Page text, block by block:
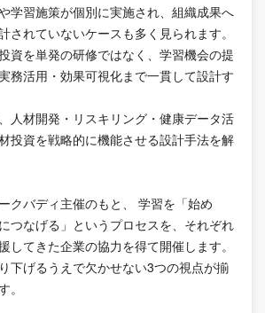
学習施策が個別に実施され、組織成果へ
されていないケースも多く見られます。
資を単発の研修ではなく、学習機会の提
務活用・効果可視化まで一貫して設計す
人材開発・リスキリング・健康データ活
投資を戦略的に機能させる設計手法を解
クバディ主催のもと、 学習を「始め
つなげる」というプロセスを、それぞれ
してきた企業の協力を得て開催します。
下げるうえで欠かせない3つの視点が揃